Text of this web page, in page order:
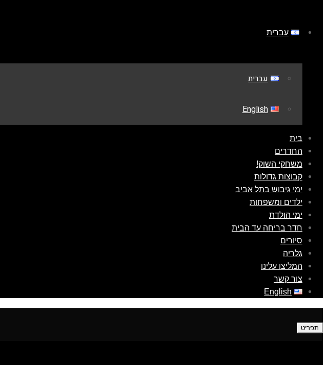
עברית
עברית
English
בית
החדרים
משחקי השוק!
קבוצות גדולות
ימי גיבוש בתל אביב
ילדים ומשפחות
ימי הולדת
חדר בריחה עד הבית
סיורים
גלריה
המליצו עלינו
צור קשר
English
תפריט